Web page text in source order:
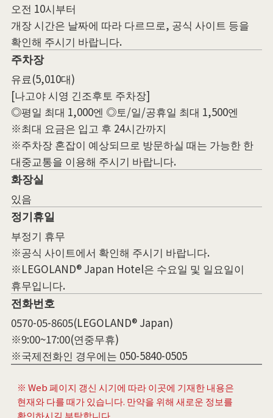
오전 10시부터
개장 시간은 날짜에 따라 다르므로, 공식 사이트 등을
확인해 주시기 바랍니다.
주차장
유료(5,010대)
[나고야 시영 긴조후토 주차장]
◎평일 최대 1,000엔 ◎토/일/공휴일 최대 1,500엔
※최대 요금은 입고 후 24시간까지
※주차장 혼잡이 예상되므로 방문하실 때는 가능한 한
대중교통을 이용해 주시기 바랍니다.
화장실
있음
정기휴일
부정기 휴무
※공식 사이트에서 확인해 주시기 바랍니다.
※LEGOLAND® Japan Hotel은 수요일 및 일요일이
휴무입니다.
전화번호
0570-05-8605(LEGOLAND® Japan)
※9:00~17:00(연중무휴)
※국제전화인 경우에는 050-5840-0505
※ Web 페이지 갱신 시기에 따라 이곳에 기재한 내용은
현재와 다를 때가 있습니다. 만약을 위해 새로운 정보를
확인하시길 부탁합니다.